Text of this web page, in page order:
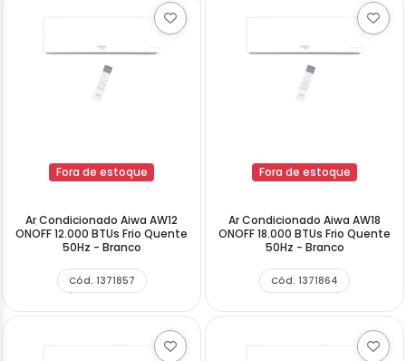
Fora de estoque
Ar Condicionado Aiwa AW12
ONOFF 12.000 BTUs Frio Quente
50Hz - Branco
Cód. 1371857
Fora de estoque
Ar Condicionado Aiwa AW18
ONOFF 18.000 BTUs Frio Quente
50Hz - Branco
Cód. 1371864